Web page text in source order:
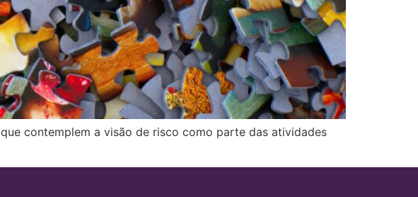
contemplem a visão de risco como parte das atividades